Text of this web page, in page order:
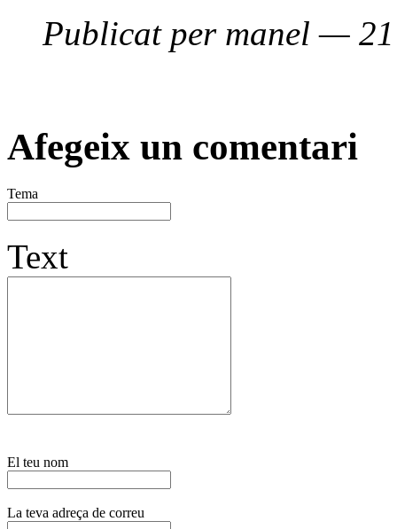
Publicat per manel —
Afegeix un comentari
Tema
Text
El teu nom
La teva adreça de correu